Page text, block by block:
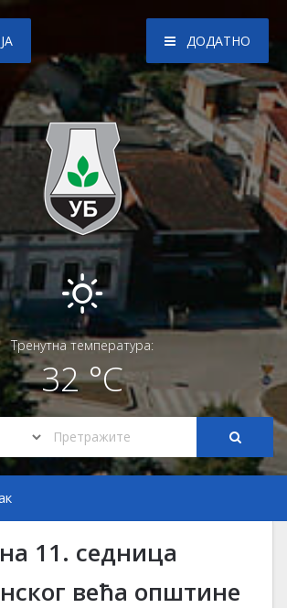
ДОДАТНО
Тренутна температура:
32 °C
11. седница
већа општине